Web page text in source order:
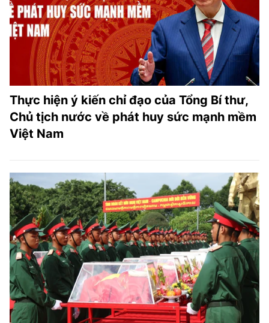
Thực hiện ý kiến chỉ đạo của Tổng Bí thư,
Chủ tịch nước về phát huy sức mạnh mềm
Việt Nam